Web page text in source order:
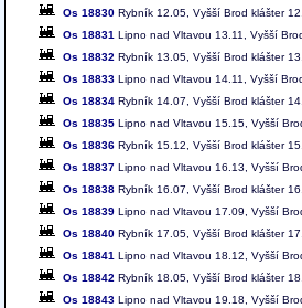
Os 18830 Rybník 12.05, Vyšší Brod klášter
Os 18831 Lipno nad Vltavou 13.11, Vyšší
Os 18832 Rybník 13.05, Vyšší Brod klášter
Os 18833 Lipno nad Vltavou 14.11, Vyšší
Os 18834 Rybník 14.07, Vyšší Brod klášter
Os 18835 Lipno nad Vltavou 15.15, Vyšší
Os 18836 Rybník 15.12, Vyšší Brod klášter
Os 18837 Lipno nad Vltavou 16.13, Vyšší
Os 18838 Rybník 16.07, Vyšší Brod klášter
Os 18839 Lipno nad Vltavou 17.09, Vyšší
Os 18840 Rybník 17.05, Vyšší Brod klášter
Os 18841 Lipno nad Vltavou 18.12, Vyšší
Os 18842 Rybník 18.05, Vyšší Brod klášter
Os 18843 Lipno nad Vltavou 19.18, Vyšší